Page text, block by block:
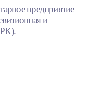
предприятие
и